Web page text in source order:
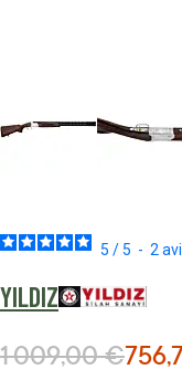
5 /5 - 2
YILDIZ
Prix
Prix normal
1 009,00 €